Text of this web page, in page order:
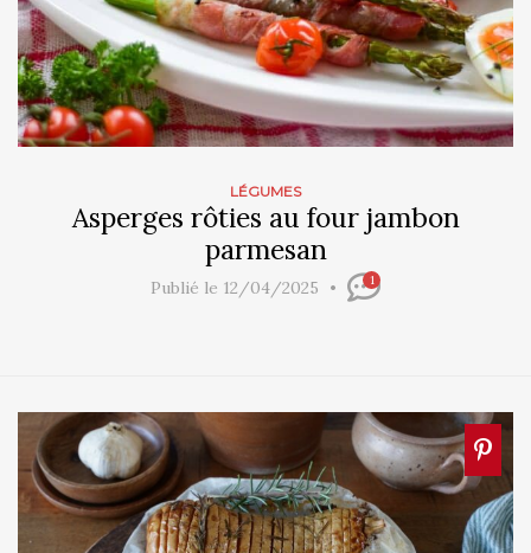
LÉGUMES
Asperges rôties au four jambon
parmesan
Publié le 12/04/2025 1